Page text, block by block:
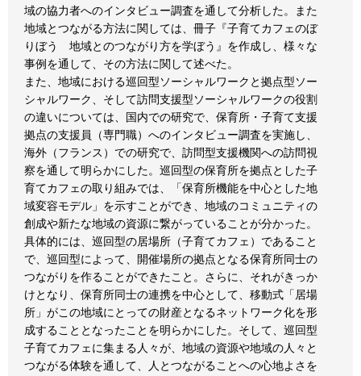
域の協力者へのインタビュー調査を通して分析した。また
地域とつながる方法に関しては、冊子『子育てカフェのぼ
りぼう 地域とのつながり方を学ぼう』を作成し、様々な
事例を通して、その方法に関して述べた。
また、地域における巡回型ソーシャルワークと拠点型ソー
シャルワーク、そして訪問支援型ソーシャルワークの役割
の違いについては、国内での研究で、保育所・子育て支援
拠点の支援員（専門職）へのインタビュー調査を実施し、
海外（フランス）での研究で、訪問型支援機関への訪問視
察を通して明らかにした。巡回型の保育所を拠点とした子
育てカフェの取り組みでは、「保育所機能を中心とした地
域変容モデル」を示すことができ、地域のコミュニティの
創成や新たな地域の資源に繋がっていることが分かった。
具体的には、巡回型の居場所（子育てカフェ）であること
で、巡回型によって、開催場所の拠点となる保育所同士の
つながりを作ることができたこと。さらに、それがきっか
けとなり、保育所同士の連携を中心として、移動式「居場
所」がこの地域にとっての財産となるネットワーク化を形
成することとなったことを明らかにした。そして、巡回型
子育てカフェに集まる人々が、地域の資源や地域の人々と
つながる体験を通して、人とつながることへの心地よさを